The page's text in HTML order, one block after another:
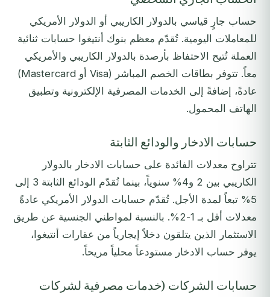
حساب جارٍ قياسي بالدولار الكاريبي أو الدولار الأمريكي
للمعاملات اليومية. تُقدّم معظم بنوك أنتيغوا حسابات ثنائية
العملة تُتيح الاحتفاظ بأرصدة بالدولار الكاريبي والأمريكي
معاً. تتوفر بطاقات الخصم المباشر (Visa أو Mastercard)
عادةً، إضافةً إلى الخدمات المصرفية الإلكترونية وتطبيق
الهاتف المحمول.
حسابات الادخار والودائع الثابتة
تتراوح معدلات الفائدة على حسابات الادخار بالدولار
الكاريبي بين 2 و4% سنوياً، بينما تُقدّم الودائع الثابتة 3 إلى
5% تبعاً لمدة الأجل. تُقدّم حسابات الدولار الأمريكي عادةً
معدلات أقل بـ 1-2%. بالنسبة لمواطني الجنسية عن طريق
الاستثمار الذين يتلقون دخلاً إيجارياً من عقارات أنتيغوا،
يوفر حساب الادخار مستودعاً محلياً مريحاً.
حسابات الشركات (خدمات مصرفية لشركات